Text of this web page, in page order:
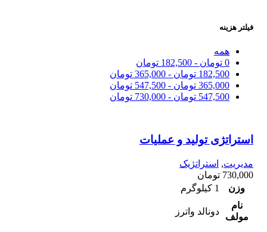
فیلتر هزینه
همه
0 تومان -
182,500 تومان
182,500 تومان -
365,000 تومان
365,000 تومان -
547,500 تومان
547,500 تومان -
730,000 تومان
استراتژی تولید و عملیات
مدیریت, استراتژیک
730,000 تومان
وزن
1 کیلوگرم
نام
مولف
دونالد واترز